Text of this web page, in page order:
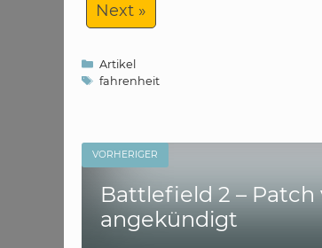
Next »
Kategorien
Artikel
Schlagwörter
fahrenheit
VORHERIGER
Battlefield 2 – Patch
angekündigt